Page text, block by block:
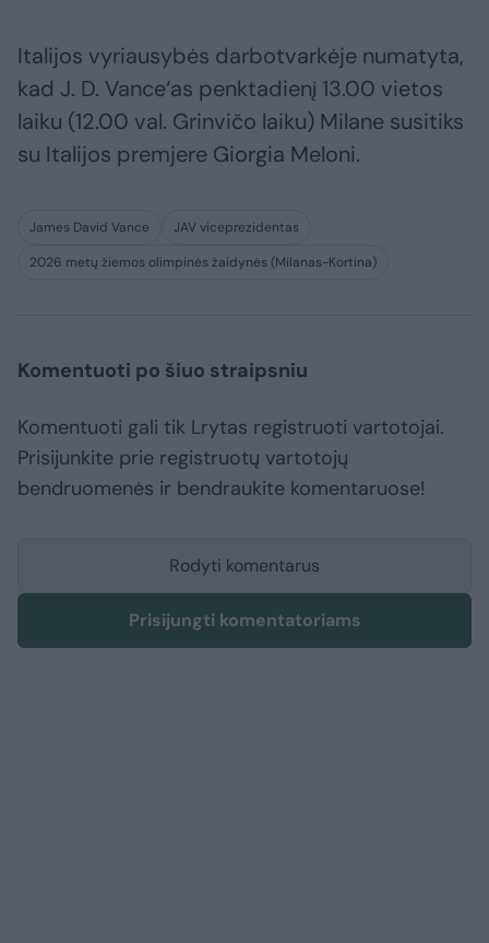
Italijos vyriausybės darbotvarkėje numatyta,
kad J. D. Vance‘as penktadienį 13.00 vietos
laiku (12.00 val. Grinvičo laiku) Milane susitiks
su Italijos premjere Giorgia Meloni.
James David Vance
JAV viceprezidentas
2026 metų žiemos olimpinės žaidynės (Milanas-Kortina)
Komentuoti po šiuo straipsniu
Komentuoti gali tik Lrytas registruoti vartotojai.
Prisijunkite prie registruotų vartotojų
bendruomenės ir bendraukite komentaruose!
Rodyti komentarus
Prisijungti komentatoriams